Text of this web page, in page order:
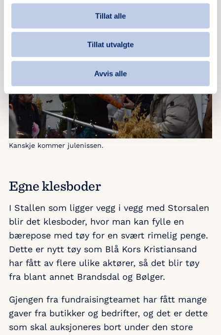
Tillat alle
Tillat utvalgte
Avvis alle
Kanskje kommer julenissen.
Egne klesboder
I Stallen som ligger vegg i vegg med Storsalen
blir det klesboder, hvor man kan fylle en
bærepose med tøy for en svært rimelig penge.
Dette er nytt tøy som Blå Kors Kristiansand
har fått av flere ulike aktører, så det blir tøy
fra blant annet Brandsdal og Bølger.
Gjengen fra fundraisingteamet har fått mange
gaver fra butikker og bedrifter, og det er dette
som skal auksjoneres bort under den store